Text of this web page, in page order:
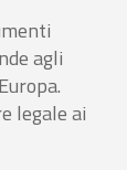
agli
legale ai